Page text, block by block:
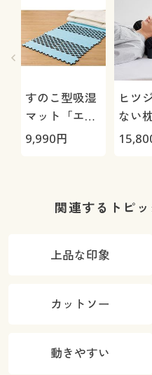
すのこ型吸湿
マット「エア
ージョブ®」
9,990円
ヒツ
ない
極-
関連するトピ
上品な印象
カットソー
動きやすい